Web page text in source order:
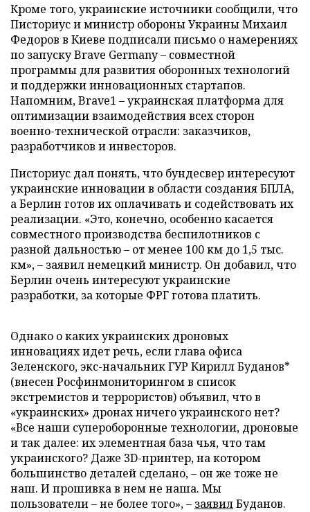
Кроме того, украинские источники сообщили, что
Писториус и министр обороны Украины Михаил
Федоров в Киеве подписали письмо о намерениях
по запуску Brave Germany – совместной
программы для развития оборонных технологий
и поддержки инновационных стартапов.
Напомним, Brave1 – украинская платформа для
оптимизации взаимодействия всех сторон
военно-технической отрасли: заказчиков,
разработчиков и инвесторов.
Писториус дал понять, что бундесвер интересуют
украинские инновации в области создания БПЛА,
а Берлин готов их оплачивать и содействовать их
реализации. «Это, конечно, особенно касается
совместного производства беспилотников с
разной дальностью – от менее 100 км до 1,5 тыс.
км», – заявил немецкий министр. Он добавил, что
Берлин очень интересуют украинские
разработки, за которые ФРГ готова платить.
Однако о каких украинских дроновых
инновациях идет речь, если глава офиса
Зеленского, экс-начальник ГУР Кирилл Буданов*
(внесен Росфинмониторингом в список
экстремистов и террористов) объявил, что в
«украинских» дронах ничего украинского нет?
«Все наши супероборонные технологии, дроновые
и так далее: их элементная база чья, что там
украинского? Даже 3D-принтер, на котором
большинство деталей сделано, – он же тоже не
наш. И прошивка в нем не наша. Мы
пользователи – не более того», – заявилБуданов.